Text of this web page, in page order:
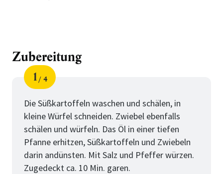
Zubereitung
Schritt
1
von
4
Die Süßkartoffeln waschen und schälen, in
kleine Würfel schneiden. Zwiebel ebenfalls
schälen und würfeln. Das Öl in einer tiefen
Pfanne erhitzen, Süßkartoffeln und Zwiebeln
darin andünsten. Mit Salz und Pfeffer würzen.
Zugedeckt ca. 10 Min. garen.